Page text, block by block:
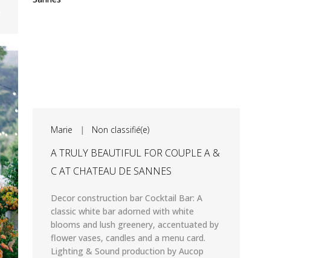
Marie | Non classifié(e)
A TRULY BEAUTIFUL FOR COUPLE A &
C AT CHATEAU DE SANNES
Decor construction bar Cocktail Bar: A
classic white bar adorned with white
blooms and lush greenery, accentuated by
flower vases, candles and a menu card.
Lighting & Sound production by Aucop